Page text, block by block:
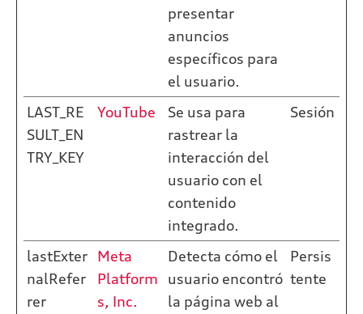
presentar
anuncios
específicos para
el usuario.
LAST_RE
SULT_EN
TRY_KEY
YouTube
Se usa para
rastrear la
interacción del
usuario con el
contenido
integrado.
Sesión
lastExter
nalRefer
rer
Meta
Platform
s, Inc.
Detecta cómo el
usuario encontró
la página web al
Persis
tente